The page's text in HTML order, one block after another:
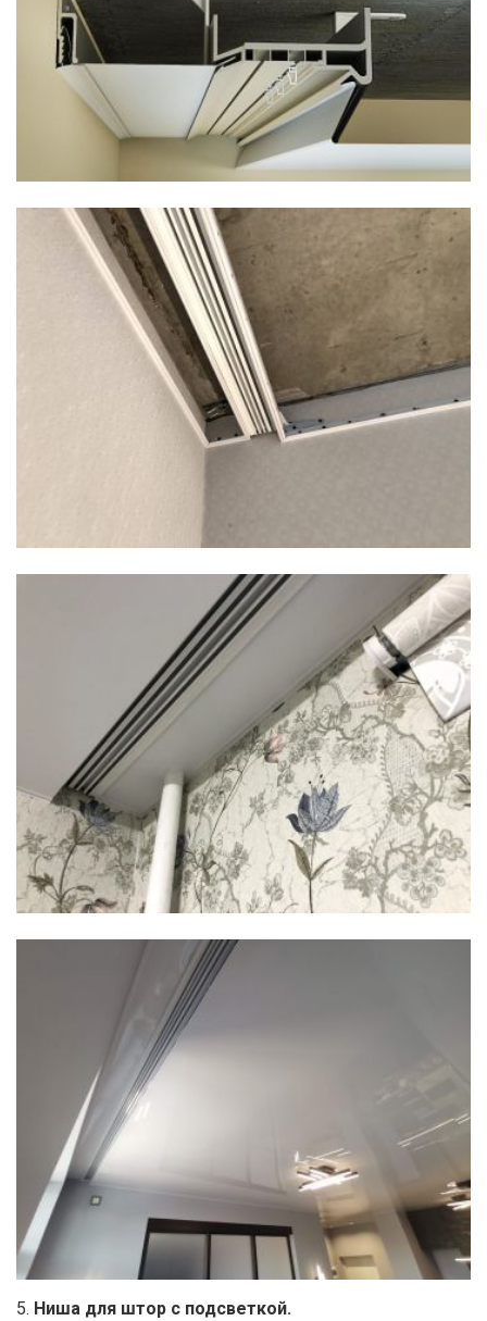
5. Ниша для штор с подсветкой.